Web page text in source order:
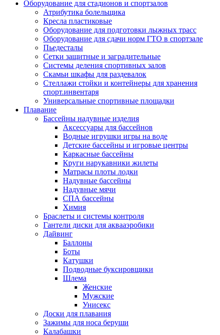
Оборудование для стадионов и спортзалов
Атрибутика болельщика
Кресла пластиковые
Оборудование для подготовки лыжных трасс
Оборудование для сдачи норм ГТО в спортзале
Пьедесталы
Сетки защитные и заградительные
Системы деления спортивных залов
Скамьи шкафы для раздевалок
Стеллажи стойки и контейнеры для хранения
спорт.инвентаря
Универсальные спортивные площадки
Плавание
Бассейны надувные изделия
Аксессуары для бассейнов
Водные игрушки игры на воде
Детские бассейны и игровые центры
Каркасные бассейны
Круги нарукавники жилеты
Матрасы плоты лодки
Надувные бассейны
Надувные мячи
СПА бассейны
Химия
Браслеты и системы контроля
Гантели диски для аквааэробики
Дайвинг
Баллоны
Боты
Катушки
Подводные буксировщики
Шлема
Женские
Мужские
Унисекс
Доски для плавания
Зажимы для носа беруши
Калабашки